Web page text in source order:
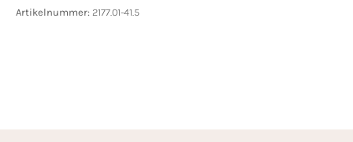
Artikelnummer: 2177.01-41.5